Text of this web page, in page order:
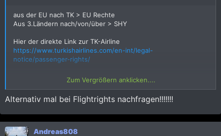
aus der EU nach TK > EU Rechte
Aus 3.Ländern nach/von/über > SHY
Hier der direkte Link zur TK-Airline
https://www.turkishairlines.com/en-int/legal-
notice/passenger-rights/
Aus dem Vielfliegerforum:
"Man kann direkt bei TK reklamieren, die sind sehr
Kundenorientiert und zahlen auch schnell."
Zum Vergrößern anklicken....
Alternativ mal bei Flightrights nachfragen!!!!!!!
Andreas808